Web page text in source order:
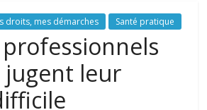
droits, mes démarches Santé pratique
professionnels
jugent leur